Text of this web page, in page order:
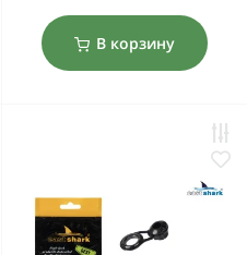
В корзину